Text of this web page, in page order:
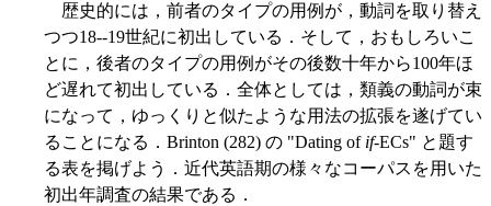
歴史的には，前者のタイプの用例が，動詞を取り替え
つつ18--19世紀に初出している．そして，おもしろいこ
とに，後者のタイプの用例がその後数十年から100年ほ
ど遅れて初出している．全体としては，類義の動詞が束
になって，ゆっくりと似たような用法の拡張を遂げてい
ることになる．Brinton (282) の "Dating of if-ECs" と題す
る表を掲げよう．近代英語期の様々なコーパスを用いた
初出年調査の結果である．